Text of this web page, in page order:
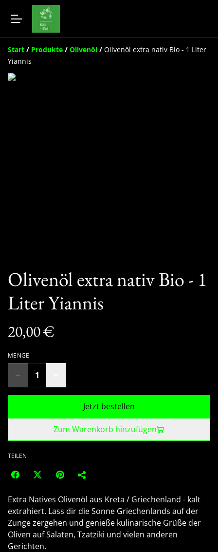
Start / Produkte / Olivenöl / Olivenöl extra nativ Bio - 1 Liter
Yiannis
Olivenöl extra nativ Bio - 1
Liter Yiannis
20,00 €
MENGE
Jetzt bestellen
Zum Warenkorb hinzufügen
TEILEN
Extra Natives Olivenöl aus Kreta / Griechenland - kalt
extrahiert. Lass dir die Sonne Griechenlands auf der
Zunge zergehen und genieße kulinarische Grüße der
Oliven auf Salaten, Tzatziki und vielen anderen
Gerichten.